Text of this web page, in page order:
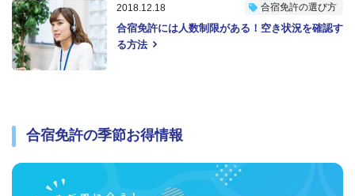
合宿免許には人数制限がある！空き状況を確認す
る方法
合宿免許の選び方
2018.12.18
合宿免許の季節お得情報